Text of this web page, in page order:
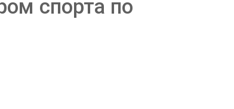
спорта по